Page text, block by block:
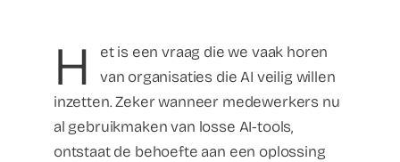
H
et is een vraag die we vaak horen
van organisaties die AI veilig willen
inzetten. Zeker wanneer medewerkers nu
al gebruikmaken van losse AI-tools,
ontstaat de behoefte aan een oplossing